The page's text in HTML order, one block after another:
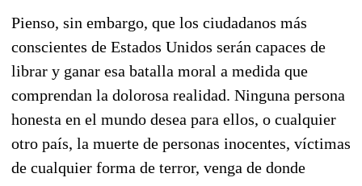
Pienso, sin embargo, que los ciudadanos más
conscientes de Estados Unidos serán capaces de
librar y ganar esa batalla moral a medida que
comprendan la dolorosa realidad. Ninguna persona
honesta en el mundo desea para ellos, o cualquier
otro país, la muerte de personas inocentes, víctimas
de cualquier forma de terror, venga de donde